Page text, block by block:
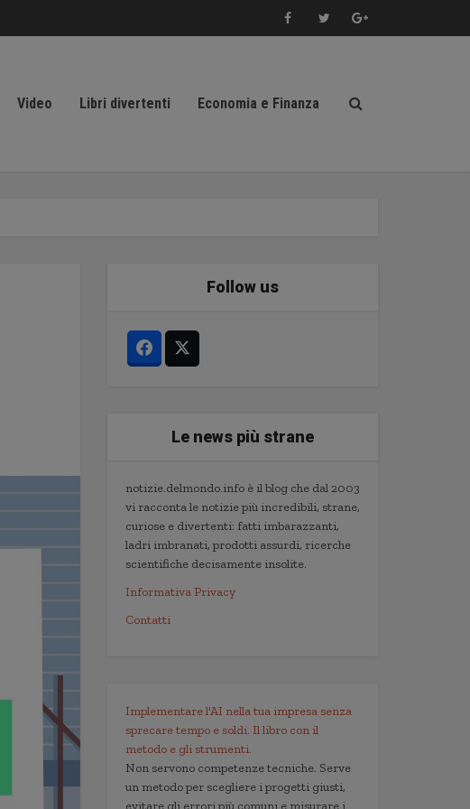
Video Libri divertenti Economia e Finanza
Follow us
Le news più strane
notizie.delmondo.info è il blog che dal 2003
vi racconta le notizie più incredibili, strane,
curiose e divertenti: fatti imbarazzanti,
ladri imbranati, prodotti assurdi, ricerche
scientifiche decisamente insolite.
Informativa Privacy
Contatti
Implementare l'AI nella tua impresa senza
sprecare tempo e soldi. Il libro con il
metodo e gli strumenti.
Non servono competenze tecniche. Serve
un metodo per scegliere i progetti giusti,
evitare gli errori più comuni e misurare i